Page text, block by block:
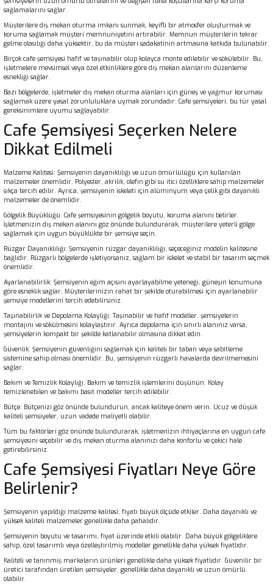
sağlamalarını sağlar.
Müşterilere dış mekan oturma imkanı sunmak, keyifli bir atmosfer oluşturmak ve
koruma sağlamak müşteri memnuniyetini artırabilir. Memnun müşterilerin tekrar
gelme olasılığı daha yüksektir, bu da müşteri sadakatinin artmasına katkıda bulunabilir.
Birçok cafe şemsiyesi hafif ve taşınabilir olup kolayca monte edilebilir ve sökülebilir. Bu,
işletmelere mevsimsel veya özel etkinliklere göre dış mekan alanlarını düzenleme
esnekliği sağlar.
Bazı bölgelerde, işletmeler dış mekan oturma alanları için güneş ve yağmur koruması
sağlamak üzere yasal zorunluluklara uymak zorundadır. Cafe şemsiyeleri, bu tür yasal
gereksinimlere uyumu sağlayabilir.
Cafe Şemsiyesi Seçerken Nelere
Dikkat Edilmeli
Malzeme Kalitesi: Şemsiyenin dayanıklılığı ve uzun ömürlülüğü için kullanılan
malzemeler önemlidir. Polyester, akrilik, olefin gibi su itici özelliklere sahip malzemeler
sıkça tercih edilir. Ayrıca, şemsiyenin iskeleti için alüminyum veya çelik gibi dayanıklı
malzemeler de önemlidir.
Gölgelik Büyüklüğü: Cafe şemsiyesinin gölgelik boyutu, koruma alanını belirler.
İşletmenizin dış mekan alanını göz önünde bulundurarak, müşterilere yeterli gölge
sağlamak için uygun büyüklükte bir şemsiye seçin.
Rüzgar Dayanıklılığı: Şemsiyenin rüzgar dayanıklılığı, seçeceğiniz modelin kalitesine
bağlıdır. Rüzgarlı bölgelerde işletiyorsanız, sağlam bir iskelet ve stabil bir tasarım seçmek
önemlidir.
Ayarlanabilirlik: Şemsiyenin eğim açısını ayarlayabilme yeteneği, güneşin konumuna
göre esneklik sağlar. Müşterilerinizin rahat bir şekilde oturabilmesi için ayarlanabilir
şemsiye modellerini tercih edebilirsiniz.
Taşınabilirlik ve Depolama Kolaylığı: Taşınabilir ve hafif modeller, şemsiyelerin
montajını ve sökülmesini kolaylaştırır. Ayrıca depolama için sınırlı alanınız varsa,
şemsiyelerin kompakt bir şekilde katlanabilir olmasına dikkat edin.
Güvenlik: Şemsiyenin güvenliğini sağlamak için kaliteli bir taban veya sabitleme
sistemine sahip olması önemlidir. Bu, şemsiyenin rüzgarlı havalarda devrilmemesini
sağlar.
Bakım ve Temizlik Kolaylığı: Bakım ve temizlik işlemlerini düşünün. Kolay
temizlenebilen ve bakımı basit modeller tercih edilebilir.
Bütçe: Bütçenizi göz önünde bulundurun, ancak kaliteye önem verin. Ucuz ve düşük
kaliteli şemsiyeler, uzun vadede maliyetli olabilir.
Tüm bu faktörleri göz önünde bulundurarak, işletmenizin ihtiyaçlarına en uygun cafe
şemsiyesini seçebilir ve dış mekan oturma alanınızı daha konforlu ve çekici hale
getirebilirsiniz.
Cafe Şemsiyesi Fiyatları Neye Göre
Belirlenir?
Şemsiyenin yapıldığı malzeme kalitesi, fiyatı büyük ölçüde etkiler. Daha dayanıklı ve
yüksek kaliteli malzemeler genellikle daha pahalıdır.
Şemsiyenin boyutu ve tasarımı, fiyat üzerinde etkili olabilir. Daha büyük gölgeliklere
sahip, özel tasarımlı veya özelleştirilmiş modeller genellikle daha yüksek fiyatlıdır.
Kaliteli ve tanınmış markaların ürünleri genellikle daha yüksek fiyatlıdır. Güvenilir bir
üretici tarafından üretilen şemsiyeler, genellikle daha dayanıklı ve uzun ömürlü
olabilir.